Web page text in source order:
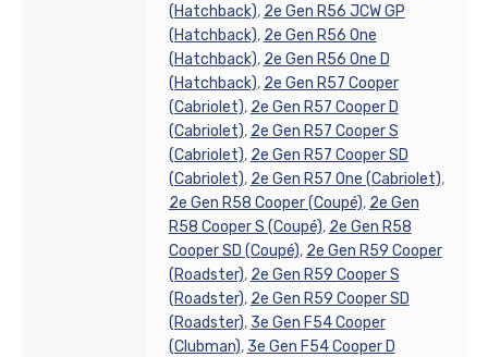
(Hatchback), 2e Gen R56 JCW GP
(Hatchback), 2e Gen R56 One
(Hatchback), 2e Gen R56 One D
(Hatchback), 2e Gen R57 Cooper
(Cabriolet), 2e Gen R57 Cooper D
(Cabriolet), 2e Gen R57 Cooper S
(Cabriolet), 2e Gen R57 Cooper SD
(Cabriolet), 2e Gen R57 One (Cabriolet),
2e Gen R58 Cooper (Coupé), 2e Gen
R58 Cooper S (Coupé), 2e Gen R58
Cooper SD (Coupé), 2e Gen R59 Cooper
(Roadster), 2e Gen R59 Cooper S
(Roadster), 2e Gen R59 Cooper SD
(Roadster), 3e Gen F54 Cooper
(Clubman), 3e Gen F54 Cooper D